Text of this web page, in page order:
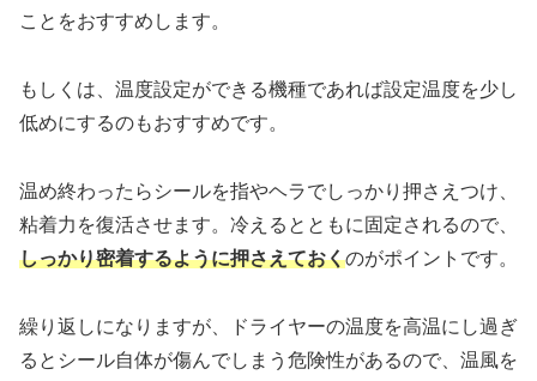
ことをおすすめします。
もしくは、温度設定ができる機種であれば設定温度を少し
低めにするのもおすすめです。
温め終わったらシールを指やヘラでしっかり押さえつけ、
粘着力を復活させます。冷えるとともに固定されるので、
しっかり密着するように押さえておくのがポイントです。
繰り返しになりますが、ドライヤーの温度を高温にし過ぎ
るとシール自体が傷んでしまう危険性があるので、温風を